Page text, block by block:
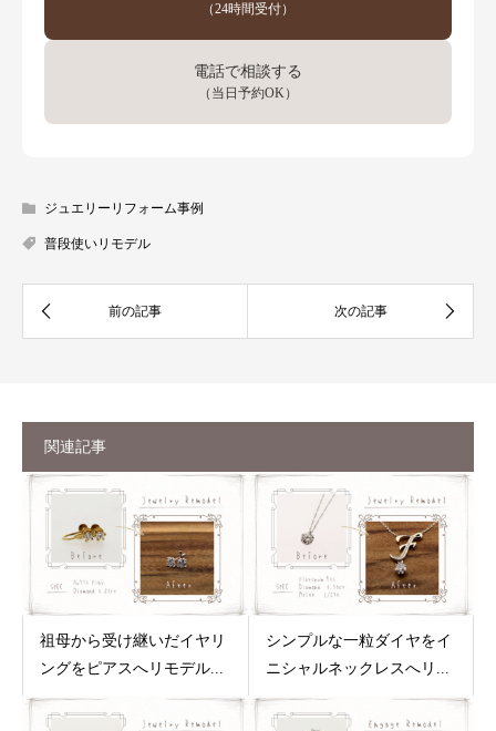
（24時間受付）
電話で相談する
（当日予約OK）
ジュエリーリフォーム事例
普段使いリモデル
関連記事
祖母から受け継いだイヤリ
ングをピアスへリモデル...
シンプルな一粒ダイヤをイ
ニシャルネックレスへリ...